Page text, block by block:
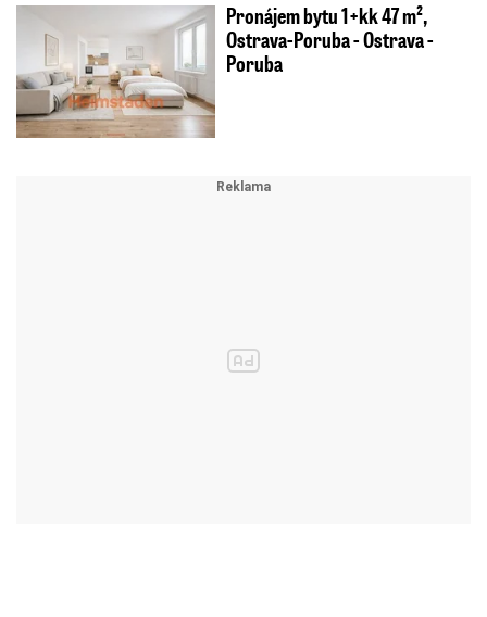
Pronájem bytu 1+kk 47 m²,
Ostrava-Poruba - Ostrava -
Poruba